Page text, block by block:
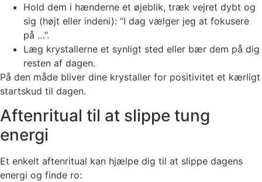
Hold dem i hænderne et øjeblik, træk vejret dybt og
sig (højt eller indeni): “I dag vælger jeg at fokusere
på …”.
Læg krystallerne et synligt sted eller bær dem på dig
resten af dagen.
På den måde bliver dine krystaller for positivitet et kærligt
startskud til dagen.
Aftenritual til at slippe tung
energi
Et enkelt aftenritual kan hjælpe dig til at slippe dagens
energi og finde ro: